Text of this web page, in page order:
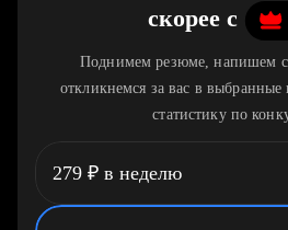
скорее c
Поднимем резюме, напишем
откликнемся за вас в
статистику по
279 ₽ в неделю